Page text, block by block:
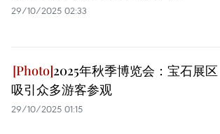
29/10/2025 02:33
2025年秋季博览会：宝石展区
吸引众多游客参观
29/10/2025 01:15